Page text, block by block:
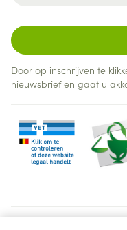
blootstelling van de
spoelen met water
raadplegen en de
Personen met een
het
hanteren. Kinderen
katten spelen tot 4
aangeraden om
behandelde dieren
Door op inschrijven te
nieuwsbrief en gaat u
Juridische links